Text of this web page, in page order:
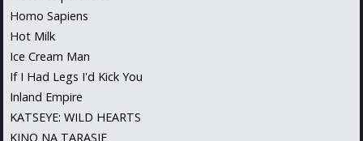
Homo Sapiens
Hot Milk
Ice Cream Man
If I Had Legs I'd Kick You
Inland Empire
KATSEYE: WILD HEARTS